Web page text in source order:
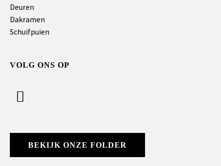
Deuren
Dakramen
Schuifpuien
VOLG ONS OP
BEKIJK ONZE FOLDER